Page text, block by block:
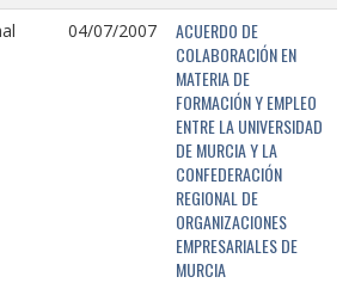
04/07/2007
ACUERDO DE
COLABORACIÓN EN
MATERIA DE
FORMACIÓN Y EMPLEO
ENTRE LA UNIVERSIDAD
DE MURCIA Y LA
CONFEDERACIÓN
REGIONAL DE
ORGANIZACIONES
EMPRESARIALES DE
MURCIA